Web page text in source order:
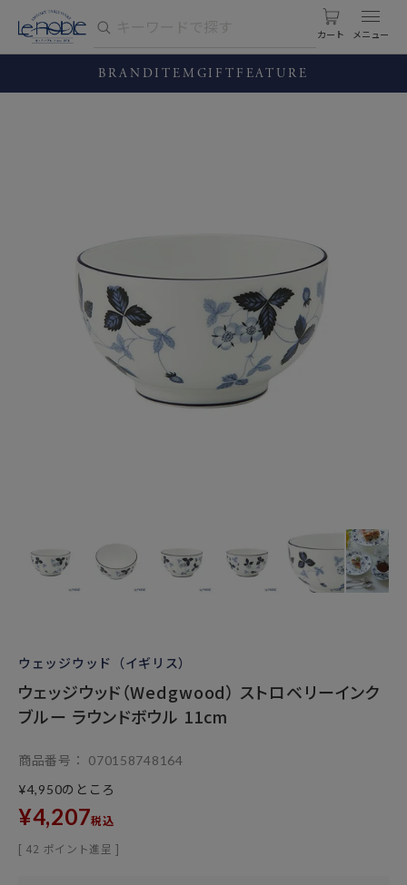
カート
BRANDITEM GIFT FEATURE
ウェッジウッド（イギリス）
ウェッジウッド（Wedgwood） ストロベリーインク
ブルー ラウンドボウル 11cm
商品番号
070158748164
¥4,950のところ
¥4,207税込
[ 42 ポイント進呈 ]